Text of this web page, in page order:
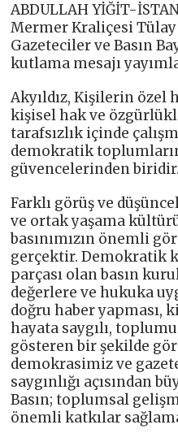
ABDULLAH YİĞİT-
Mermer Kraliçesi Tülay
Gazeteciler ve Basın
kutlama mesajı
Akyıldız, Kişilerin özel
kişisel hak ve
tarafsızlık içinde
demokratik
güvencelerinden biridir.
Farklı görüş ve
ve ortak yaşama
basınımızın önemli
gerçektir. Demokratik
parçası olan basın
değerlere ve hukuka
doğru haber yapması,
hayata saygılı,
gösteren bir şekilde
demokrasimiz ve
saygınlığı açısından
Basın; toplumsal
önemli katkılar